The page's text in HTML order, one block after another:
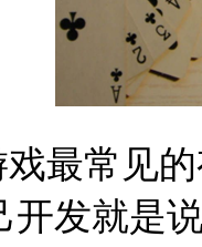
最常见
开发就是